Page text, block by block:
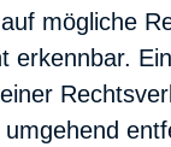
mögliche
erkennbar.